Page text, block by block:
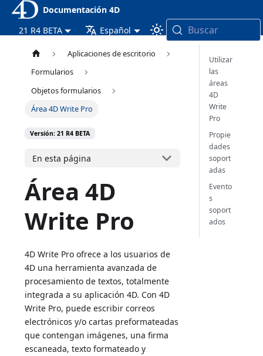
Documentación 4D
21 R4 BETA
Español Buscar
Aplicaciones de escritorio
Formularios
Objetos formularios
Área 4D Write Pro
Versión: 21 R4 BETA
En esta página
Área 4D
Write Pro
4D Write Pro ofrece a los usuarios de
4D una herramienta avanzada de
procesamiento de textos, totalmente
integrada a su aplicación 4D. Con 4D
Write Pro, puede escribir correos
electrónicos y/o cartas preformateadas
que contengan imágenes, una firma
escaneada, texto formateado y
Utilizar
las
áreas
4D
Write
Pro
Propie
dades
soport
adas
Evento
s
soport
ados